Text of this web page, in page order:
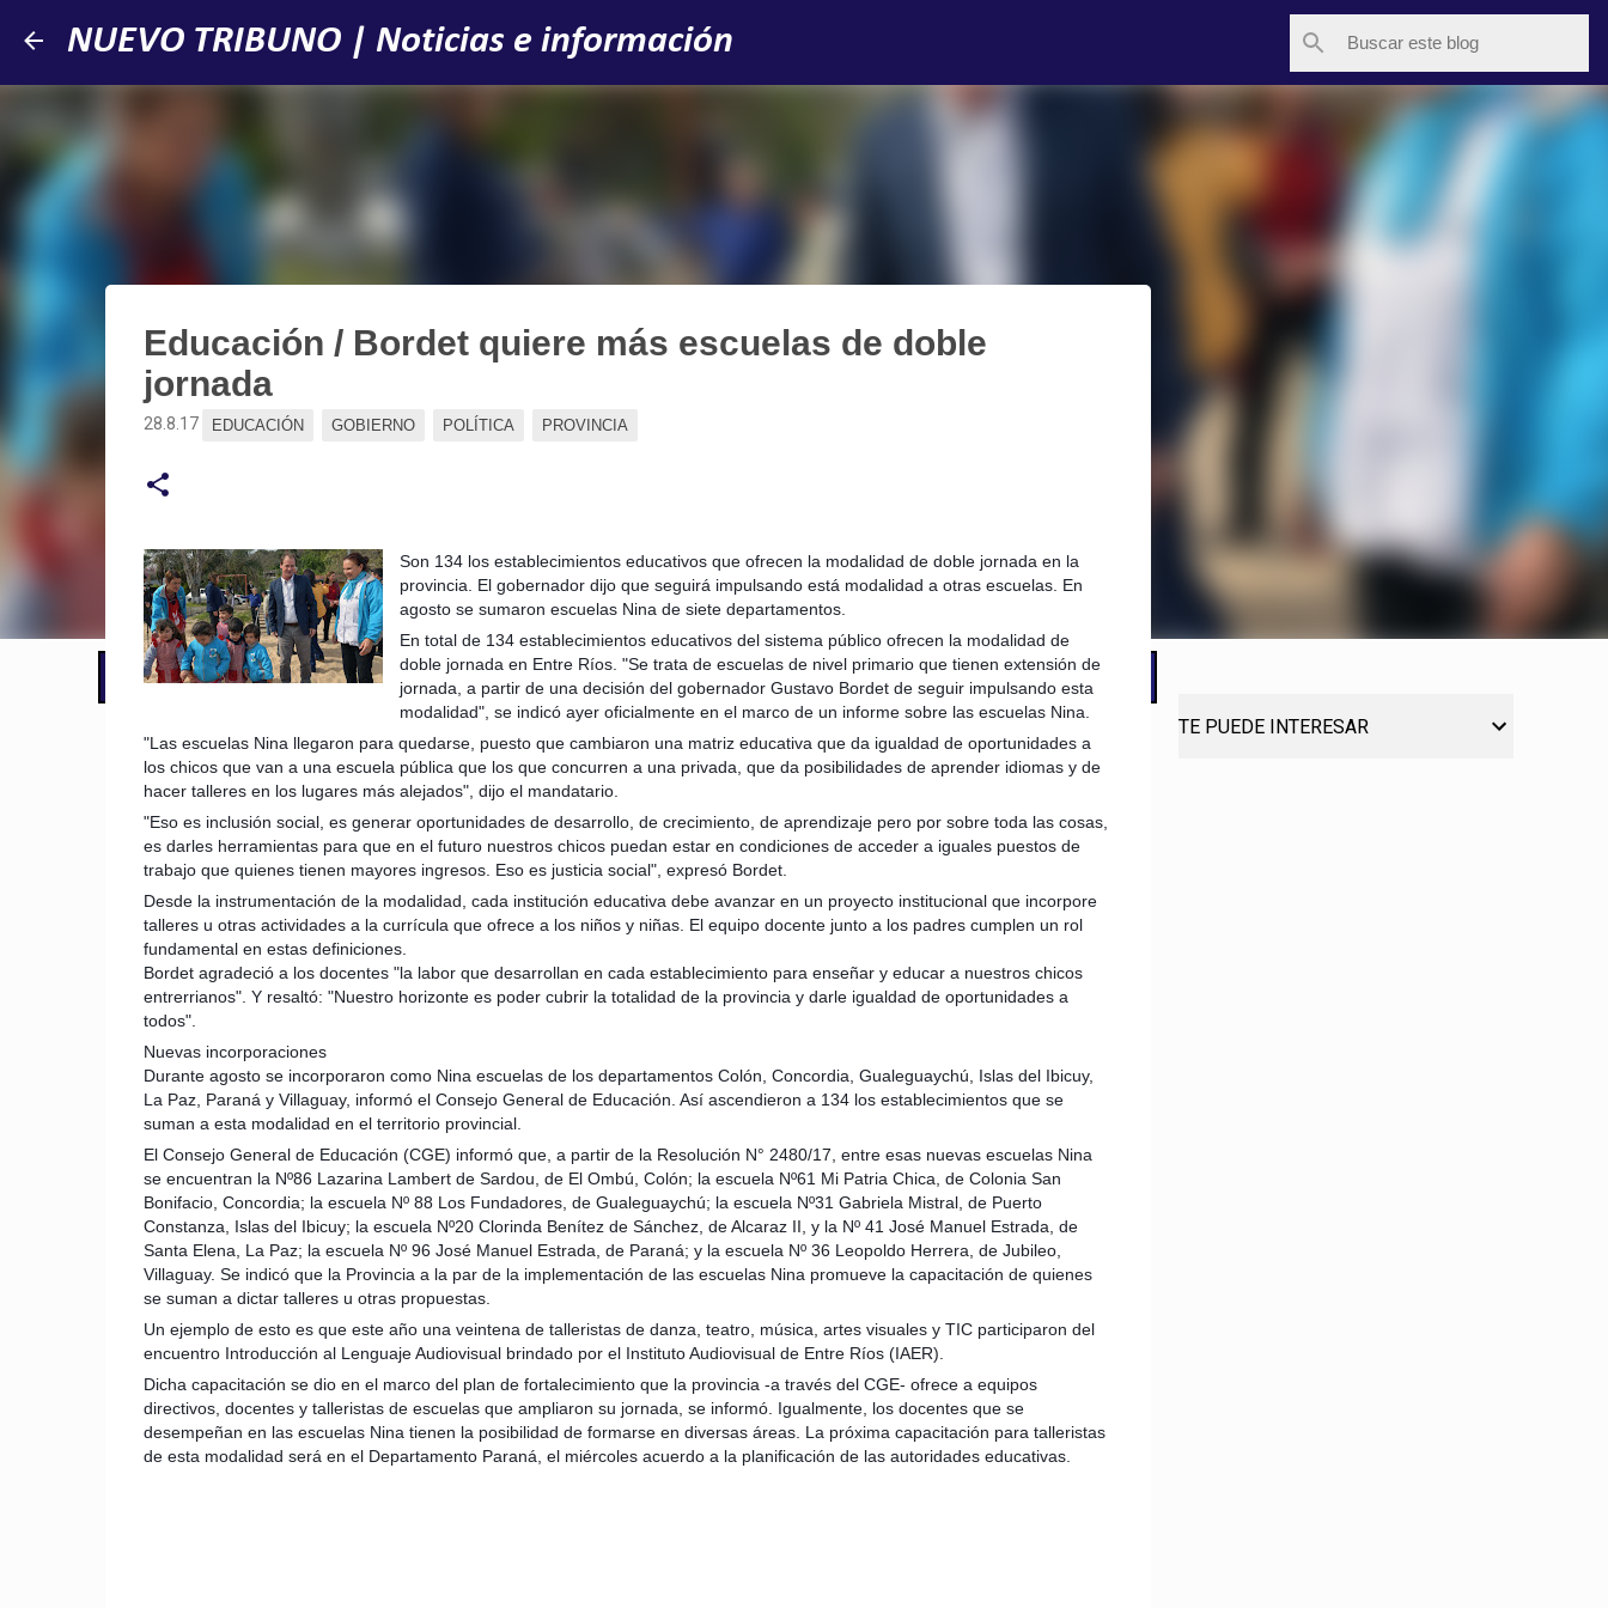
Ir al contenido principal
NUEVO TRIBUNO | Noticias e información
📢 LO ÚLTIMO
Educación / Bordet quiere más escuelas de doble
jornada
28.8.17 EDUCACIÓN GOBIERNO POLÍTICA PROVINCIA
Son 134 los establecimientos educativos que ofrecen la modalidad de doble jornada en la
provincia. El gobernador dijo que seguirá impulsando está modalidad a otras escuelas. En
agosto se sumaron escuelas Nina de siete departamentos.
En total de 134 establecimientos educativos del sistema público ofrecen la modalidad de
doble jornada en Entre Ríos. "Se trata de escuelas de nivel primario que tienen extensión de
jornada, a partir de una decisión del gobernador Gustavo Bordet de seguir impulsando esta
modalidad", se indicó ayer oficialmente en el marco de un informe sobre las escuelas Nina.
"Las escuelas Nina llegaron para quedarse, puesto que cambiaron una matriz educativa que da igualdad de oportunidades a
los chicos que van a una escuela pública que los que concurren a una privada, que da posibilidades de aprender idiomas y de
hacer talleres en los lugares más alejados", dijo el mandatario.
"Eso es inclusión social, es generar oportunidades de desarrollo, de crecimiento, de aprendizaje pero por sobre toda las cosas,
es darles herramientas para que en el futuro nuestros chicos puedan estar en condiciones de acceder a iguales puestos de
trabajo que quienes tienen mayores ingresos. Eso es justicia social", expresó Bordet.
Desde la instrumentación de la modalidad, cada institución educativa debe avanzar en un proyecto institucional que incorpore
talleres u otras actividades a la currícula que ofrece a los niños y niñas. El equipo docente junto a los padres cumplen un rol
fundamental en estas definiciones.
Bordet agradeció a los docentes "la labor que desarrollan en cada establecimiento para enseñar y educar a nuestros chicos
entrerrianos". Y resaltó: "Nuestro horizonte es poder cubrir la totalidad de la provincia y darle igualdad de oportunidades a
todos".
Nuevas incorporaciones
Durante agosto se incorporaron como Nina escuelas de los departamentos Colón, Concordia, Gualeguaychú, Islas del Ibicuy,
La Paz, Paraná y Villaguay, informó el Consejo General de Educación. Así ascendieron a 134 los establecimientos que se
suman a esta modalidad en el territorio provincial.
El Consejo General de Educación (CGE) informó que, a partir de la Resolución N° 2480/17, entre esas nuevas escuelas Nina
se encuentran la Nº86 Lazarina Lambert de Sardou, de El Ombú, Colón; la escuela Nº61 Mi Patria Chica, de Colonia San
Bonifacio, Concordia; la escuela Nº 88 Los Fundadores, de Gualeguaychú; la escuela Nº31 Gabriela Mistral, de Puerto
Constanza, Islas del Ibicuy; la escuela Nº20 Clorinda Benítez de Sánchez, de Alcaraz II, y la Nº 41 José Manuel Estrada, de
Santa Elena, La Paz; la escuela Nº 96 José Manuel Estrada, de Paraná; y la escuela Nº 36 Leopoldo Herrera, de Jubileo,
Villaguay. Se indicó que la Provincia a la par de la implementación de las escuelas Nina promueve la capacitación de quienes
se suman a dictar talleres u otras propuestas.
Un ejemplo de esto es que este año una veintena de talleristas de danza, teatro, música, artes visuales y TIC participaron del
encuentro Introducción al Lenguaje Audiovisual brindado por el Instituto Audiovisual de Entre Ríos (IAER).
Dicha capacitación se dio en el marco del plan de fortalecimiento que la provincia -a través del CGE- ofrece a equipos
directivos, docentes y talleristas de escuelas que ampliaron su jornada, se informó. Igualmente, los docentes que se
desempeñan en las escuelas Nina tienen la posibilidad de formarse en diversas áreas. La próxima capacitación para talleristas
de esta modalidad será en el Departamento Paraná, el miércoles acuerdo a la planificación de las autoridades educativas.
TE PUEDE INTERESAR